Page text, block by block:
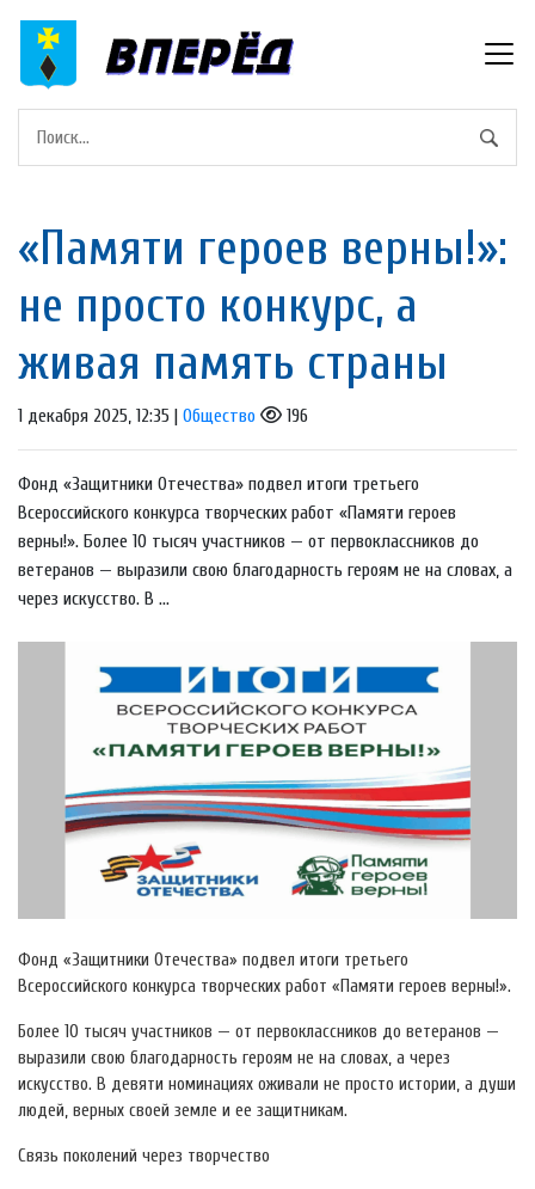
«Памяти героев верны!»:
не просто конкурс, а
живая память страны
1 декабря 2025, 12:35 | Общество 196
Фонд «Защитники Отечества» подвел итоги третьего
Всероссийского конкурса творческих работ «Памяти героев
верны!». Более 10 тысяч участников — от первоклассников до
ветеранов — выразили свою благодарность героям не на словах, а
через искусство. В ...
Фонд «Защитники Отечества» подвел итоги третьего
Всероссийского конкурса творческих работ «Памяти героев верны!».
Более 10 тысяч участников — от первоклассников до ветеранов —
выразили свою благодарность героям не на словах, а через
искусство. В девяти номинациях оживали не просто истории, а души
людей, верных своей земле и ее защитникам.
Связь поколений через творчество